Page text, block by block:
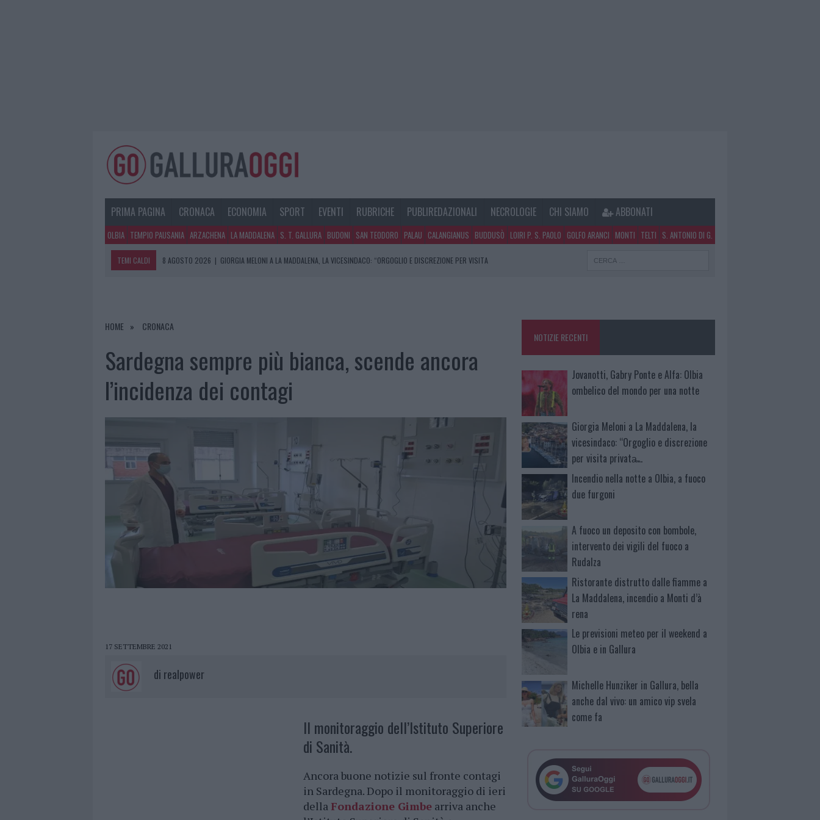
PRIMA PAGINA CRONACA ECONOMIA SPORT EVENTI RUBRICHE PUBLIREDAZIONALI NECROLOGIE CHI SIAMO ABBONATI
OLBIA TEMPIO PAUSANIA ARZACHENA LA MADDALENA S. T. GALLURA BUDONI SAN TEODORO PALAU CALANGIANUS BUDDUSÒ LOIRI P. S. PAOLO GOLFO ARANCI MONTI TELTI S. ANTONIO DI G.
TEMI CALDI 8 AGOSTO 2026 | GIORGIA MELONI A LA MADDALENA, LA VICESINDACO: “ORGOGLIO E DISCREZIONE PER VISITA
8 AGOSTO 2026
|
8 AGOSTO 2026 | JOVANOTTI, GABRY PONTE E ALFA: OLBIA OMBELICO DEL MONDO PER UNA NOTTE
HOME CRONACA
Sardegna sempre più bianca, scende ancora
l’incidenza dei contagi
17 SETTEMBRE 2021
di realpower
Il monitoraggio dell’Istituto Superiore
di Sanità.
Ancora buone notizie sul fronte contagi
in Sardegna. Dopo il monitoraggio di ieri
della Fondazione Gimbe arriva anche
NOTIZIE RECENTI
Jovanotti, Gabry Ponte e Alfa: Olbia
ombelico del mondo per una notte
Giorgia Meloni a La Maddalena, la
vicesindaco: “Orgoglio e discrezione
per visita privata̶…
Incendio nella notte a Olbia, a fuoco
due furgoni
A fuoco un deposito con bombole,
intervento dei vigili del fuoco a
Rudalza
Ristorante distrutto dalle fiamme a
La Maddalena, incendio a Monti d’à
rena
Le previsioni meteo per il weekend a
Olbia e in Gallura
Michelle Hunziker in Gallura, bella
anche dal vivo: un amico vip svela
come fa